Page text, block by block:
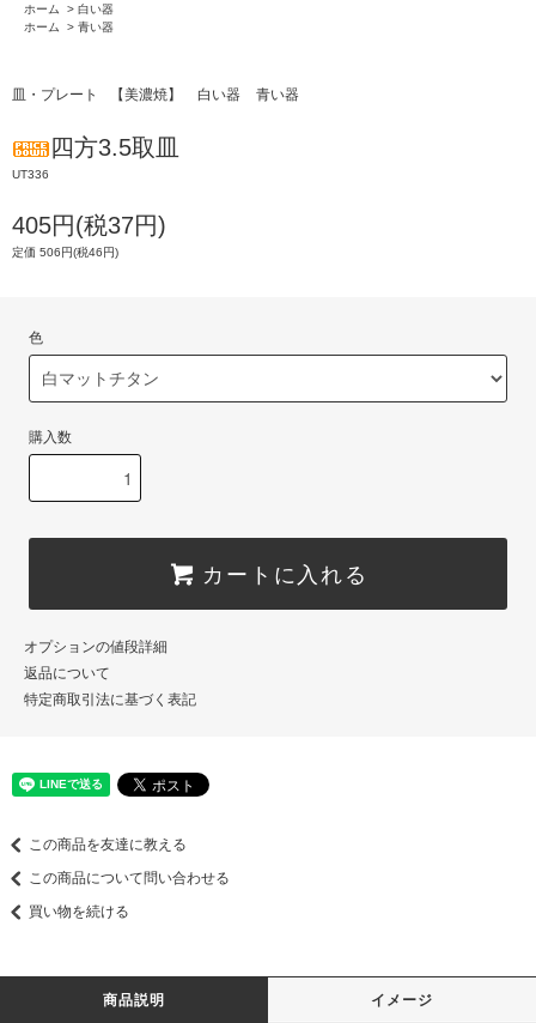
ホーム
> 白い器
ホーム
> 青い器
皿・プレート 【美濃焼】 白い器 青い器
四方3.5取皿
UT336
405円(税37円)
定価 506円(税46円)
色
購入数
カートに入れる
オプションの値段詳細
返品について
特定商取引法に基づく表記
この商品を友達に教える
この商品について問い合わせる
買い物を続ける
商品説明 イメージ